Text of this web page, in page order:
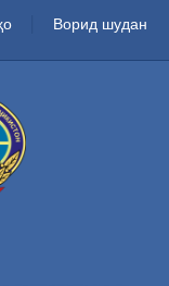
Ворид шудан